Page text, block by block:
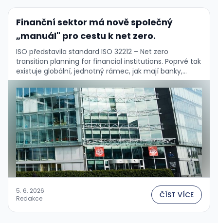
Finanční sektor má nově společný
„manuál" pro cestu k net zero.
ISO představila standard ISO 32212 – Net zero
transition planning for financial institutions. Poprvé tak
existuje globální, jednotný rámec, jak mají banky,
pojišťovny i investoři sestavovat klimatické
transformační plány a …
5. 6. 2026
Redakce
ČÍST VÍCE